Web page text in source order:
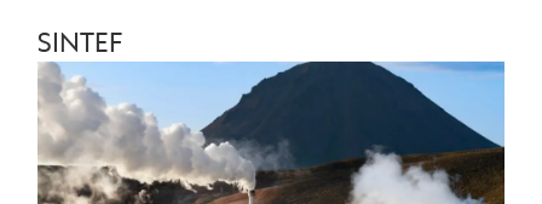
SINTEF